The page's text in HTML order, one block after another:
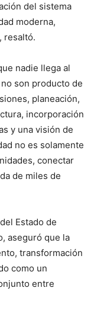
del sistema
moderna,
resaltó.
nadie llega al
son producto de
planeación,
incorporación
y una visión de
no es solamente
conectar
de miles de
Estado de
aseguró que la
transformación
como un
entre